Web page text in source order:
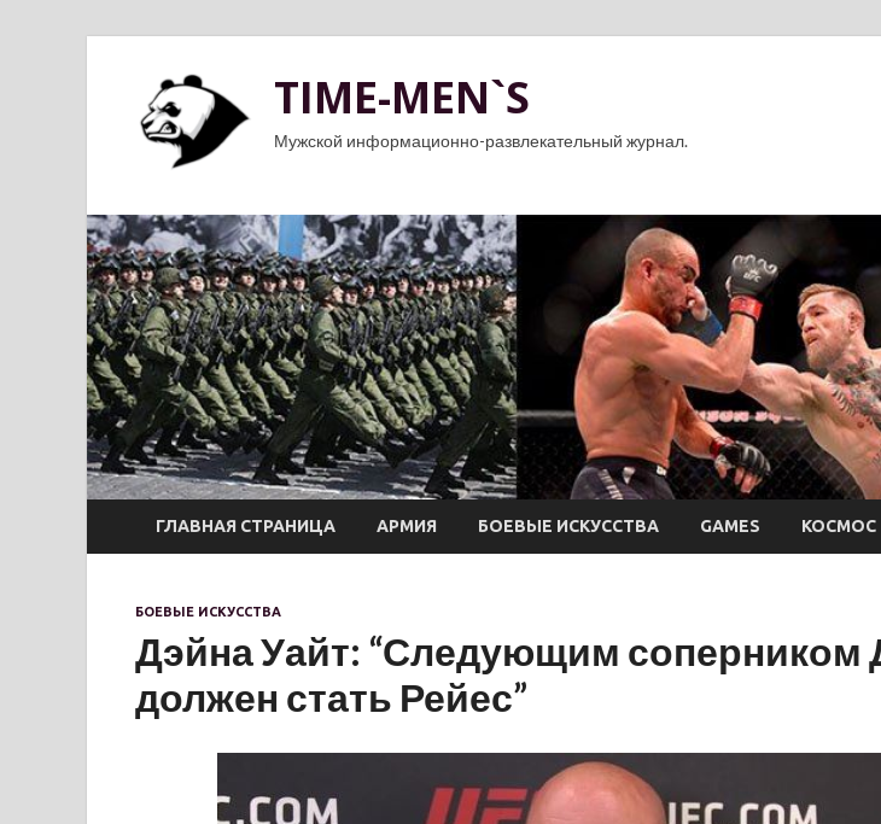
TIME-MEN`S
Мужской информационно-развлекательный журнал.
ГЛАВНАЯ СТРАНИЦА АРМИЯ БОЕВЫЕ ИСКУССТВА GAMES КОСМОС
БОЕВЫЕ ИСКУССТВА
Дэйна Уайт: “Следующим соперником
должен стать Рейес”